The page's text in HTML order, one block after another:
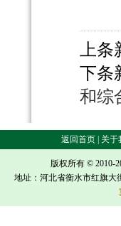
上
下条
和综
返回首页 | 关于
版权所有 © 2010-
地址：河北省衡水市红旗大